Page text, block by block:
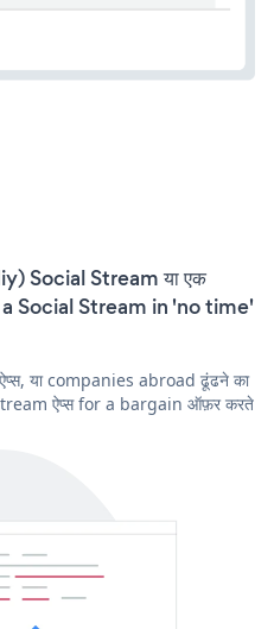
Social Stream या एक
a Social Stream in 'no time'
या companies abroad ढूंढने का
ऐप्स for a bargain ऑफ़र करते